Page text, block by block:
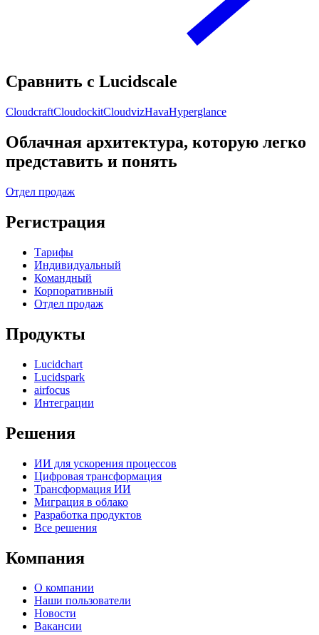
Сравнить с Lucidscale
CloudcraftCloudockitCloudvizHavaHyperglance
Облачная архитектура, которую легко
представить и понять
Отдел продаж
Регистрация
Тарифы
Индивидуальный
Командный
Корпоративный
Отдел продаж
Продукты
Lucidchart
Lucidspark
airfocus
Интеграции
Решения
ИИ для ускорения процессов
Цифровая трансформация
Трансформация ИИ
Миграция в облако
Разработка продуктов
Все решения
Компания
О компании
Наши пользователи
Новости
Вакансии